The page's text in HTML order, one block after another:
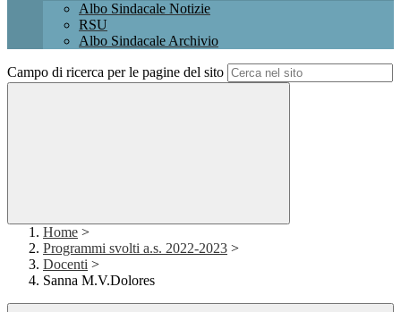
Albo Sindacale Notizie
RSU
Albo Sindacale Archivio
Campo di ricerca per le pagine del sito
Home >
Programmi svolti a.s. 2022-2023 >
Docenti >
Sanna M.V.Dolores